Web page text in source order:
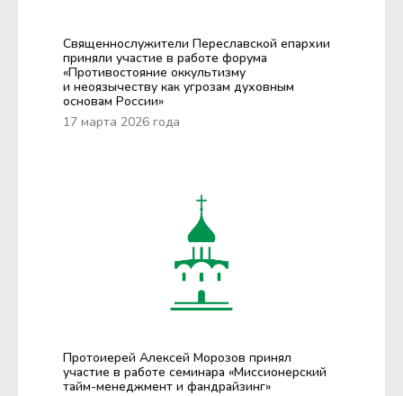
Священнослужители Переславской епархии
приняли участие в работе форума
«Противостояние оккультизму
и неоязычеству как угрозам духовным
основам России»
17 марта 2026 года
Протоиерей Алексей Морозов принял
участие в работе семинара «Миссионерский
тайм-менеджмент и фандрайзинг»